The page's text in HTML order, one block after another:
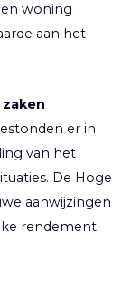
woning
aan het
er in
van het
De Hoge
aanwijzingen
rendement